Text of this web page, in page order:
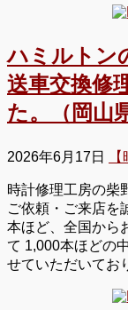
ハミルトン
送車交換修
た。（岡山
2026年6月17日
時計修理工房の柴
ご依頼・ご来店を
本ほど、全国から
て 1,000本ほどの
せていただいてお